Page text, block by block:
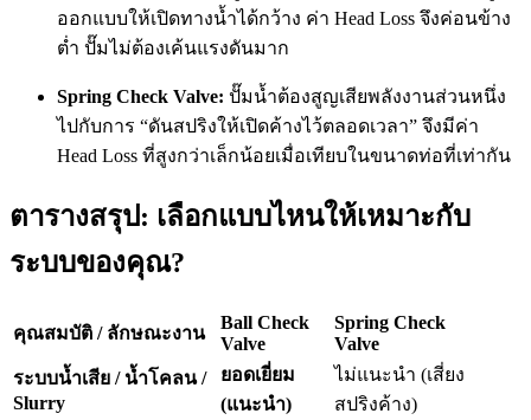
ออกแบบให้เปิดทางน้ำได้กว้าง ค่า Head Loss จึงค่อนข้าง
ต่ำ ปั๊มไม่ต้องเค้นแรงดันมาก
Spring Check Valve: ปั๊มน้ำต้องสูญเสียพลังงานส่วนหนึ่ง
ไปกับการ “ดันสปริงให้เปิดค้างไว้ตลอดเวลา” จึงมีค่า
Head Loss ที่สูงกว่าเล็กน้อยเมื่อเทียบในขนาดท่อที่เท่ากัน
ตารางสรุป: เลือกแบบไหนให้เหมาะกับ
ระบบของคุณ?
คุณสมบัติ / ลักษณะงาน
Ball Check
Valve
Spring Check
Valve
ระบบน้ำเสีย / น้ำโคลน /
Slurry
ยอดเยี่ยม
(แนะนำ)
ไม่แนะนำ (เสี่ยง
สปริงค้าง)